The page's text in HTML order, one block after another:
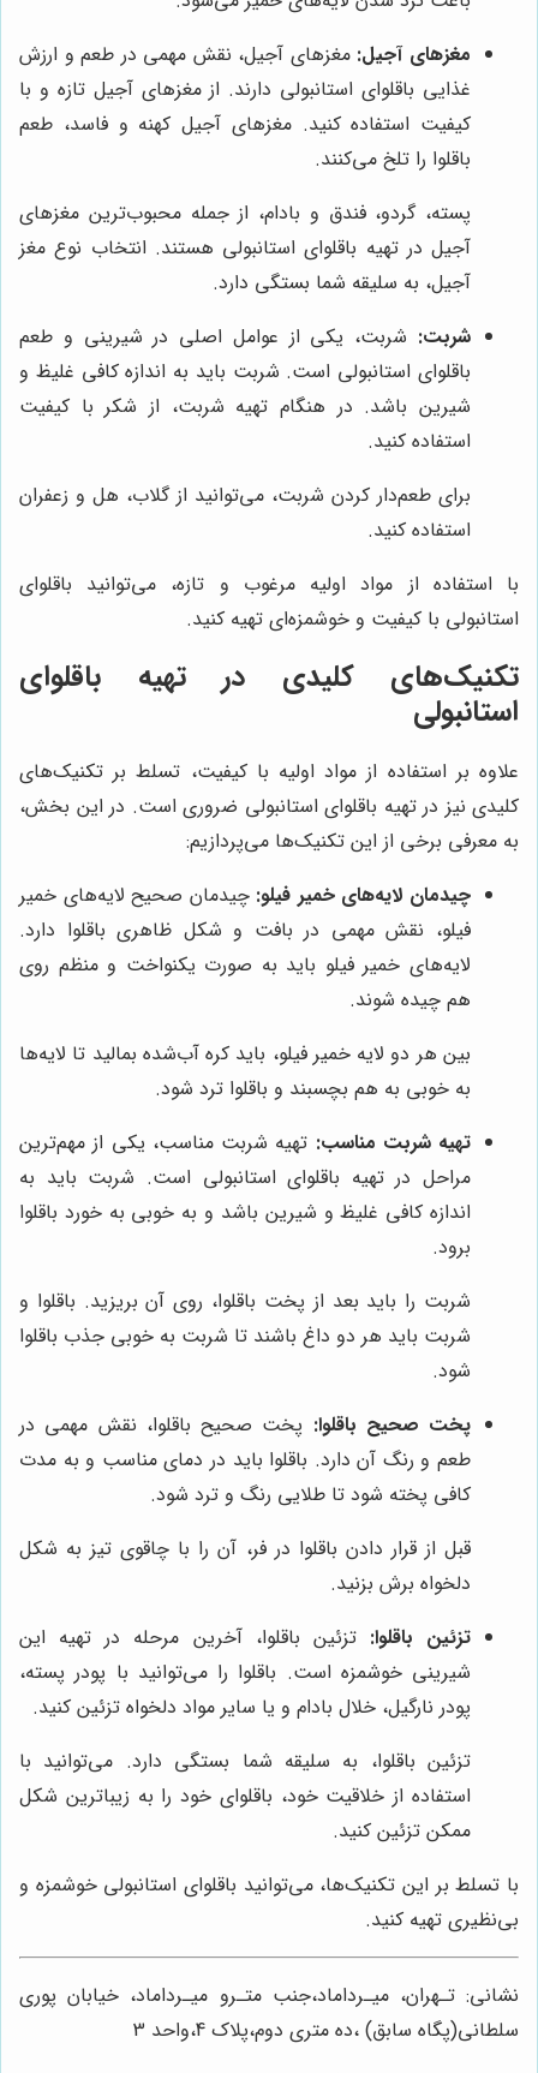
مغزهای آجیل: مغزهای آجیل، نقش مهمی در طعم و ارزش
غذایی باقلوای استانبولی دارند. از مغزهای آجیل تازه و با
کیفیت استفاده کنید. مغزهای آجیل کهنه و فاسد، طعم
باقلوا را تلخ می‌کنند.
پسته، گردو، فندق و بادام، از جمله محبوب‌ترین مغزهای
آجیل در تهیه باقلوای استانبولی هستند. انتخاب نوع مغز
آجیل، به سلیقه شما بستگی دارد.
شربت: شربت، یکی از عوامل اصلی در شیرینی و طعم
باقلوای استانبولی است. شربت باید به اندازه کافی غلیظ و
شیرین باشد. در هنگام تهیه شربت، از شکر با کیفیت
استفاده کنید.
برای طعم‌دار کردن شربت، می‌توانید از گلاب، هل و زعفران
استفاده کنید.
با استفاده از مواد اولیه مرغوب و تازه، می‌توانید باقلوای
استانبولی با کیفیت و خوشمزه‌ای تهیه کنید.
تکنیک‌های کلیدی در تهیه باقلوای
استانبولی
علاوه بر استفاده از مواد اولیه با کیفیت، تسلط بر تکنیک‌های
کلیدی نیز در تهیه باقلوای استانبولی ضروری است. در این بخش،
به معرفی برخی از این تکنیک‌ها می‌پردازیم:
چیدمان لایه‌های خمیر فیلو: چیدمان صحیح لایه‌های خمیر
فیلو، نقش مهمی در بافت و شکل ظاهری باقلوا دارد.
لایه‌های خمیر فیلو باید به صورت یکنواخت و منظم روی
هم چیده شوند.
بین هر دو لایه خمیر فیلو، باید کره آب‌شده بمالید تا لایه‌ها
به خوبی به هم بچسبند و باقلوا ترد شود.
تهیه شربت مناسب: تهیه شربت مناسب، یکی از مهم‌ترین
مراحل در تهیه باقلوای استانبولی است. شربت باید به
اندازه کافی غلیظ و شیرین باشد و به خوبی به خورد باقلوا
برود.
شربت را باید بعد از پخت باقلوا، روی آن بریزید. باقلوا و
شربت باید هر دو داغ باشند تا شربت به خوبی جذب باقلوا
شود.
پخت صحیح باقلوا: پخت صحیح باقلوا، نقش مهمی در
طعم و رنگ آن دارد. باقلوا باید در دمای مناسب و به مدت
کافی پخته شود تا طلایی رنگ و ترد شود.
قبل از قرار دادن باقلوا در فر، آن را با چاقوی تیز به شکل
دلخواه برش بزنید.
تزئین باقلوا: تزئین باقلوا، آخرین مرحله در تهیه این
شیرینی خوشمزه است. باقلوا را می‌توانید با پودر پسته،
پودر نارگیل، خلال بادام و یا سایر مواد دلخواه تزئین کنید.
تزئین باقلوا، به سلیقه شما بستگی دارد. می‌توانید با
استفاده از خلاقیت خود، باقلوای خود را به زیباترین شکل
ممکن تزئین کنید.
با تسلط بر این تکنیک‌ها، می‌توانید باقلوای استانبولی خوشمزه و
بی‌نظیری تهیه کنید.
نشانی: تـهران، میـرداماد،جنب متـرو میـرداماد، خیابان پوری
سلطانی(پگاه سابق) ،ده متری دوم،پلاک 4،واحد 3